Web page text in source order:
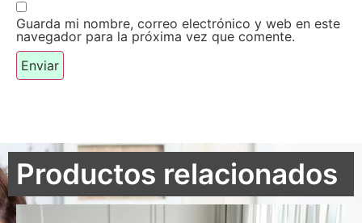
Guarda mi nombre, correo electrónico y web en este
navegador para la próxima vez que comente.
Productos relacionados